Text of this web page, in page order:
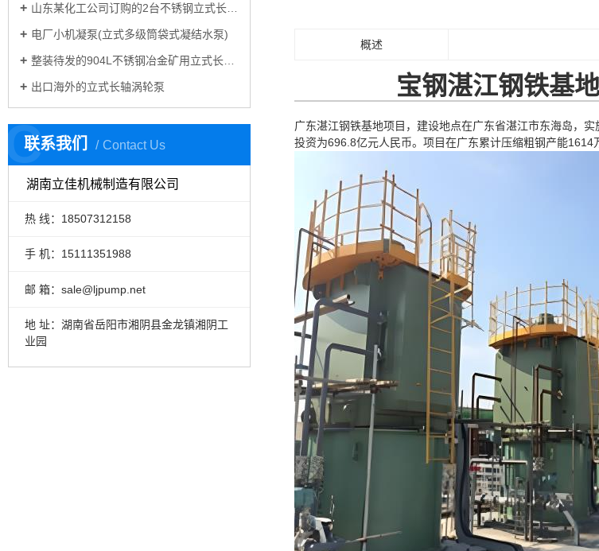
山东某化工公司订购的2台不锈钢立式长轴液下泵
电厂小机凝泵(立式多级筒袋式凝结水泵)
整装待发的904L不锈钢冶金矿用立式长轴泵
出口海外的立式长轴涡轮泵
联系我们 Contact Us
C
湖南立佳机械制造有限公司
热 线：18507312158
手 机：15111351988
邮 箱：sale@ljpump.net
地 址：湖南省岳阳市湘阴县金龙镇湘阴工
业园
概述
宝钢湛江钢铁基
广东湛江钢铁基地项目，建设地点在广东省湛江市东海岛，
投资为696.8亿元人民币。项目在广东累计压缩粗钢产能1614